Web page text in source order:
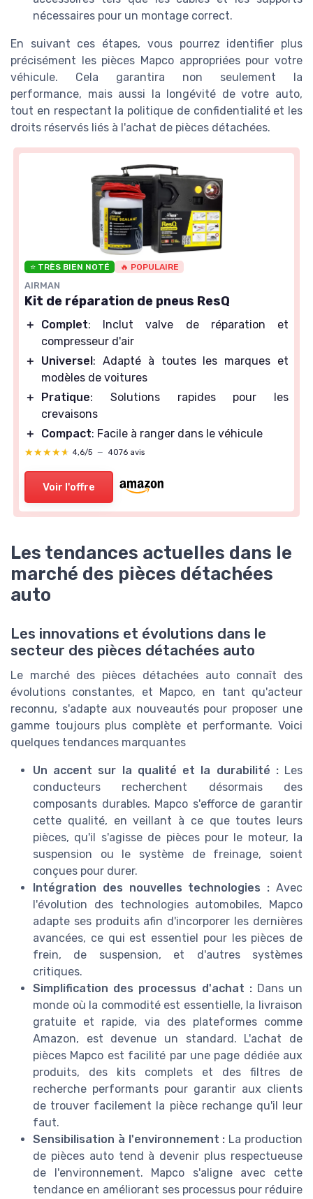
nécessaires pour un montage correct.
En suivant ces étapes, vous pourrez identifier plus
précisément les pièces Mapco appropriées pour votre
véhicule. Cela garantira non seulement la
performance, mais aussi la longévité de votre auto,
tout en respectant la politique de confidentialité et les
droits réservés liés à l'achat de pièces détachées.
⭐ TRÈS BIEN NOTÉ 🔥 POPULAIRE
AIRMAN
Kit de réparation de pneus ResQ
＋ Complet: Inclut valve de réparation et
compresseur d'air
＋
Universel : Adapté à toutes les marques et
modèles de voitures
＋
Pratique: Solutions rapides pour les
crevaisons
＋
Compact: Facile à ranger dans le véhicule
★★★★★
★★★★★ 4,6/5 — 4076 avis
Voir l'offre
Les tendances actuelles dans le
marché des pièces détachées
auto
Les innovations et évolutions dans le
secteur des pièces détachées auto
Le marché des pièces détachées auto connaît des
évolutions constantes, et Mapco, en tant qu'acteur
reconnu, s'adapte aux nouveautés pour proposer une
gamme toujours plus complète et performante. Voici
quelques tendances marquantes
Un accent sur la qualité et la durabilité :Les
conducteurs recherchent désormais des
composants durables. Mapco s'efforce de garantir
cette qualité, en veillant à ce que toutes leurs
pièces, qu'il s'agisse de pièces pour le moteur, la
suspension ou le système de freinage, soient
conçues pour durer.
Intégration des nouvelles technologies : Avec
l'évolution des technologies automobiles, Mapco
adapte ses produits afin d'incorporer les dernières
avancées, ce qui est essentiel pour les pièces de
frein, de suspension, et d'autres systèmes
critiques.
Simplification des processus d'achat :Dans un
monde où la commodité est essentielle, la livraison
gratuite et rapide, via des plateformes comme
Amazon, est devenue un standard. L'achat de
pièces Mapco est facilité par une page dédiée aux
produits, des kits complets et des filtres de
recherche performants pour garantir aux clients
de trouver facilement la pièce rechange qu'il leur
faut.
Sensibilisation à l'environnement : La production
de pièces auto tend à devenir plus respectueuse
de l'environnement. Mapco s'aligne avec cette
tendance en améliorant ses processus pour réduire